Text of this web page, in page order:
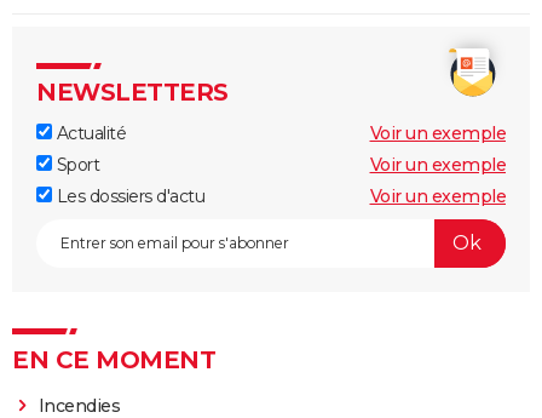
NEWSLETTERS
Actualité
Voir un exemple
Sport
Voir un exemple
Les dossiers d'actu
Voir un exemple
EN CE MOMENT
Incendies